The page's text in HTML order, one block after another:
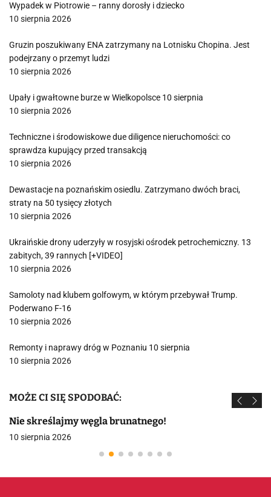
Wypadek w Piotrowie – ranny dorosły i dziecko
10 sierpnia 2026
Gruzin poszukiwany ENA zatrzymany na Lotnisku Chopina. Jest
podejrzany o przemyt ludzi
10 sierpnia 2026
Upały i gwałtowne burze w Wielkopolsce 10 sierpnia
10 sierpnia 2026
Techniczne i środowiskowe due diligence nieruchomości: co
sprawdza kupujący przed transakcją
10 sierpnia 2026
Dewastacje na poznańskim osiedlu. Zatrzymano dwóch braci,
straty na 50 tysięcy złotych
10 sierpnia 2026
Ukraińskie drony uderzyły w rosyjski ośrodek petrochemiczny. 13
zabitych, 39 rannych [+VIDEO]
10 sierpnia 2026
Samoloty nad klubem golfowym, w którym przebywał Trump.
Poderwano F-16
10 sierpnia 2026
Remonty i naprawy dróg w Poznaniu 10 sierpnia
10 sierpnia 2026
MOŻE CI SIĘ SPODOBAĆ:
Nie skreślajmy węgla brunatnego!
10 sierpnia 2026